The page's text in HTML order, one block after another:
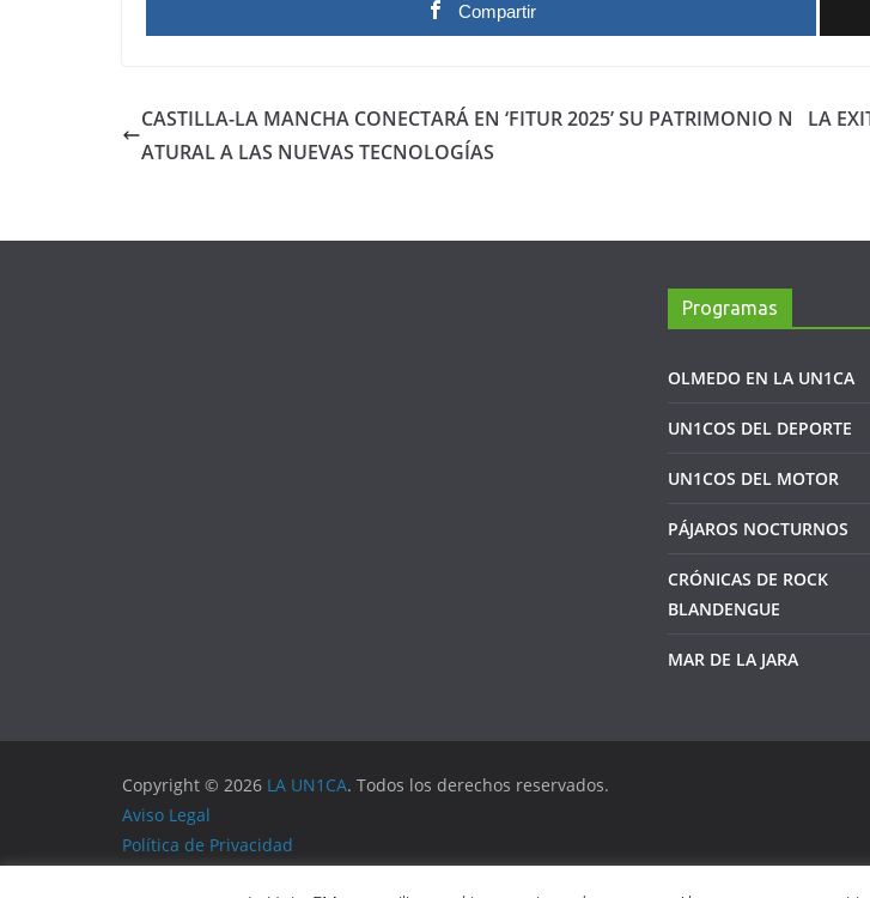
Compartir
CASTILLA-LA MANCHA CONECTARÁ EN ‘FITUR 2025’ SU PATRIMONIO N
ATURAL A LAS NUEVAS TECNOLOGÍAS
LA
Programas
OLMEDO EN LA UN1CA
UN1COS DEL DEPORTE
UN1COS DEL MOTOR
PÁJAROS NOCTURNOS
CRÓNICAS DE ROCK
BLANDENGUE
MAR DE LA JARA
Copyright © 2026 LA UN1CA. Todos los derechos reservados.
Aviso Legal
Política de Privacidad